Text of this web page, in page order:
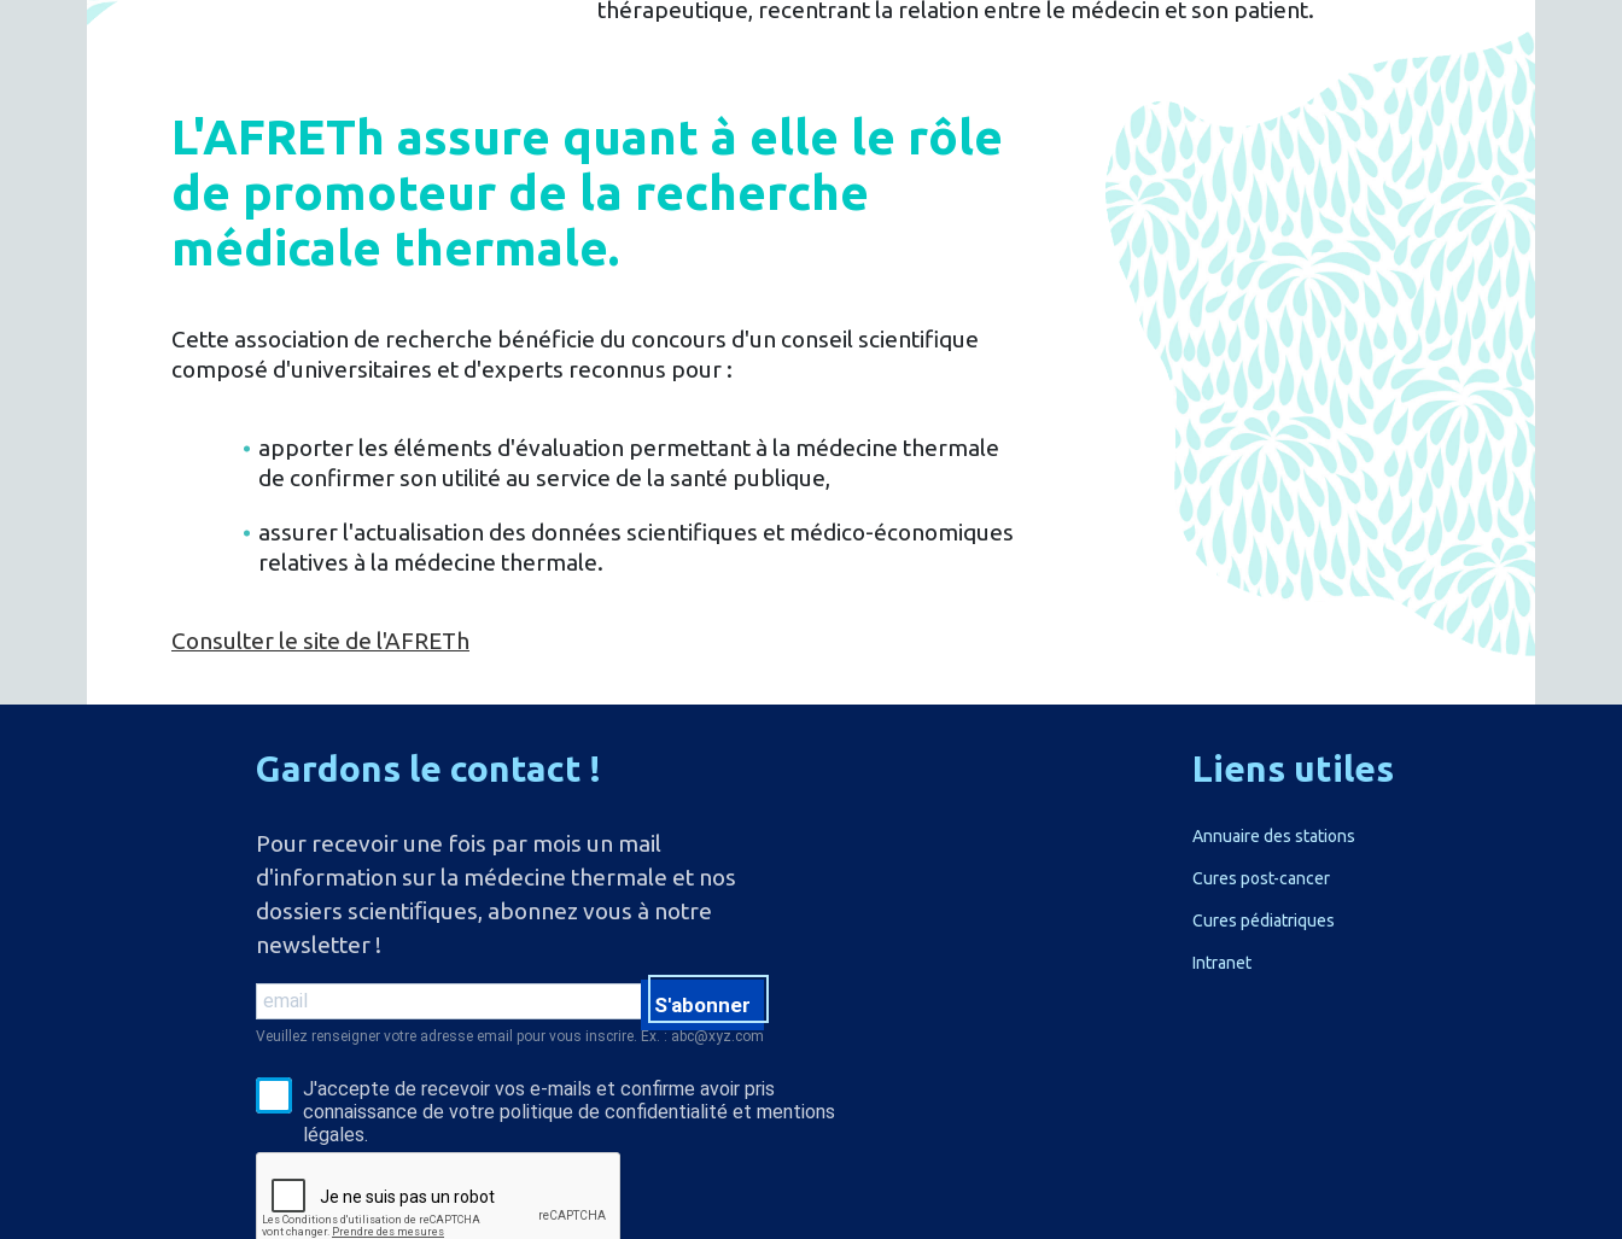
thérapeutique, recentrant la relation entre le médecin et son patient.
L'AFRETh assure quant à elle le rôle
de promoteur de la recherche
médicale thermale.
Cette association de recherche bénéficie du concours d'un conseil scientifique
composé d'universitaires et d'experts reconnus pour :
apporter les éléments d'évaluation permettant à la médecine thermale
de confirmer son utilité au service de la santé publique,
assurer l'actualisation des données scientifiques et médico-économiques
relatives à la médecine thermale.
Consulter le site de l'AFRETh
Gardons le contact !
Pour recevoir une fois par mois un mail
d'information sur la médecine thermale et nos
dossiers scientiﬁques, abonnez vous à notre
newsletter !
S'abonner
Veuillez renseigner votre adresse email pour vous inscrire. Ex. : abc@xyz.com
J'accepte de recevoir vos e-mails et confirme avoir pris
connaissance de votre politique de confidentialité et mentions
légales.
Liens utiles
Annuaire des stations
Cures post-cancer
Cures pédiatriques
Intranet